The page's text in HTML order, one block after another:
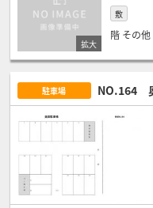
敷
階 その
駐車場 NO.164